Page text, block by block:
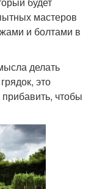
мастеров
и болтами в
делать
это
чтобы